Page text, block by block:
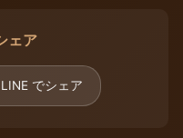
ェア
LINE でシェア